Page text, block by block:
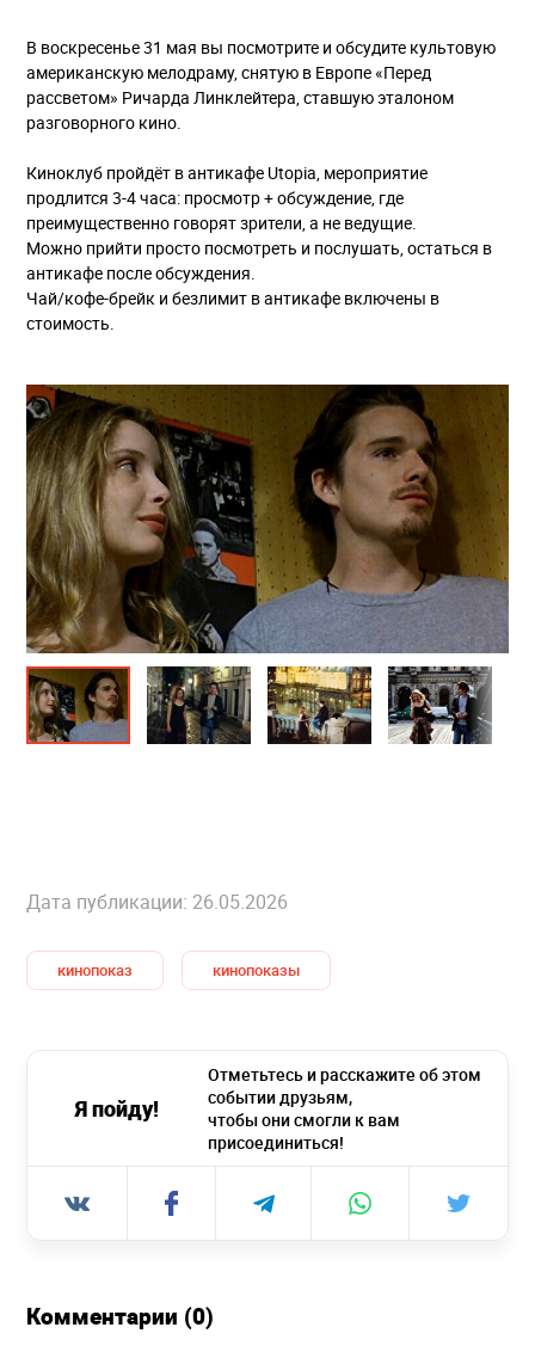
В воскресенье 31 мая вы посмотрите и обсудите культовую
американскую мелодраму, снятую в Европе «Перед
рассветом» Ричарда Линклейтера, ставшую эталоном
разговорного кино.
Киноклуб пройдёт в антикафе Utopia, мероприятие
продлится 3-4 часа: просмотр + обсуждение, где
преимущественно говорят зрители, а не ведущие.
Можно прийти просто посмотреть и послушать, остаться в
антикафе после обсуждения.
Чай/кофе-брейк и безлимит в антикафе включены в
стоимость.
Дата публикации: 26.05.2026
кинопоказ кинопоказы
Я пойду!
Отметьтесь и расскажите об этом
событии друзьям,
чтобы они смогли к вам
присоединиться!
Комментарии (0)